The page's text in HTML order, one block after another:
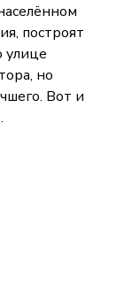
построят
улице
но
Вот и